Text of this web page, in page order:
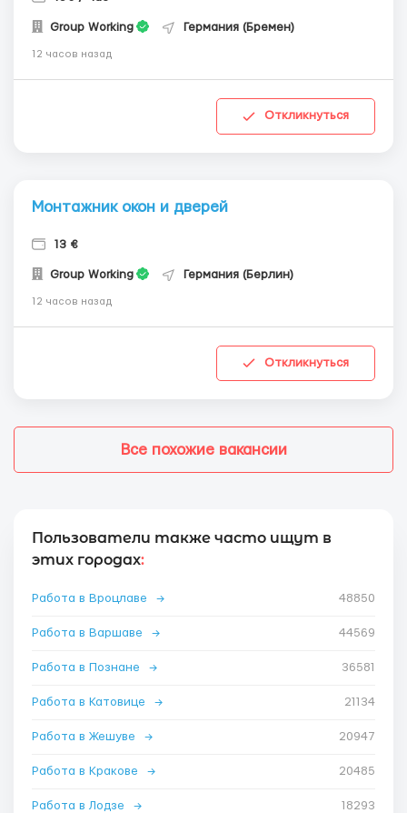
Group Working Германия (Бремен)
12 часов назад
Откликнуться
Монтажник окон и дверей
13 €
Group Working Германия (Берлин)
12 часов назад
Откликнуться
Все похожие вакансии
Пользователи также часто ищут в
этих городах:
Работа в Вроцлаве → 48850
Работа в Варшаве → 44569
Работа в Познане → 36581
Работа в Катовице → 21134
Работа в Жешуве → 20947
Работа в Кракове → 20485
Работа в Лодзе → 18293